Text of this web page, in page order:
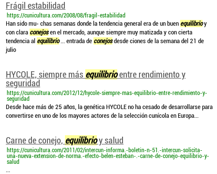
Frágil estabilidad
https://cunicultura.com/2008/08/fragil-estabilidad
Han sido mu- chas semanas donde la tendencia general era de un buen equilibrioy
con clara conejosen el mercado, aunque siempre muy matizada y con cierta
tendencia al equilibrio... entrada de conejosdesde ciones de la semana del 21 de
julio
HYCOLE, siempre más equilibrioentre rendimiento y
seguridad
https://cunicultura.com/2012/12/hycole-siempre-mas-equilibrio-entre-rendimiento-y-
seguridad
Desde hace más de 25 años, la genética HYCOLE no ha cesado de desarrollarse para
convertirse en uno de los mayores actores de la selección cunícola en Europa...
Carne de conejo, equilibrioy salud
https://cunicultura.com/2011/02/intercun-informa.-boletin-n-51.-intercun-solicita-
una-nueva-extension-de-norma.-efecto-belen-esteban-.-carne-de-conejo-equilibrio-y-
salud
...